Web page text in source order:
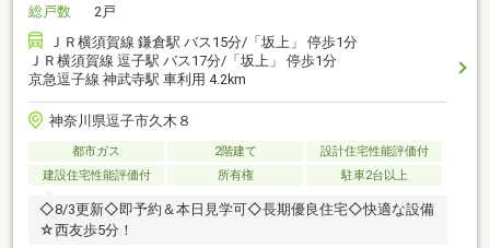
総戸数
2戸
ＪＲ横須賀線 鎌倉駅 バス15分/「坂上」 停歩1分
ＪＲ横須賀線 逗子駅 バス17分/「坂上」 停歩1分
京急逗子線 神武寺駅 車利用 4.2km
神奈川県逗子市久木８
都市ガス 2階建て
設計住宅性能評価付
建設住宅性能評価付
所有権 駐車2台以上
◇8/3更新◇即予約＆本日見学可◇長期優良住宅◇快適な設備
☆西友歩5分！